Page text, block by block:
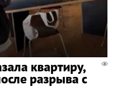
квартиру,
разрыва с